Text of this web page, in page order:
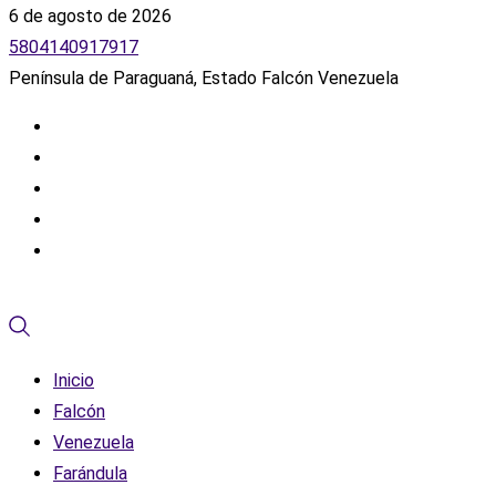
6 de agosto de 2026
5804140917917
Península de Paraguaná, Estado Falcón Venezuela
Inicio
Falcón
Venezuela
Farándula